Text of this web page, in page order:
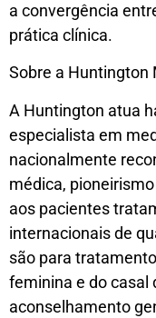
a convergência
prática clínica.
Sobre a Huntington
A Huntington atua
especialista em
nacionalmente
médica,
aos pacientes
internacionais de
são para
feminina e do casal
aconselhamento